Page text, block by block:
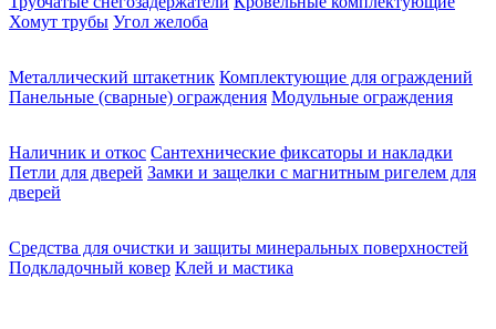
Хомут трубы Угол желоба
Металлический штакетник Комплектующие для ограждений
Панельные (сварные) ограждения Модульные ограждения
Наличник и откос Сантехнические фиксаторы и накладки
Петли для дверей Замки и защелки с магнитным ригелем для
дверей
Средства для очистки и защиты минеральных поверхностей
Подкладочный ковер Клей и мастика